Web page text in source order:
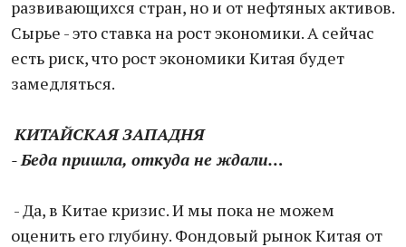
развивающихся стран, но и от нефтяных активов.
Сырье - это ставка на рост экономики. А сейчас
есть риск, что рост экономики Китая будет
замедляться.
КИТАЙСКАЯ ЗАПАДНЯ
- Беда пришла, откуда не ждали…
- Да, в Китае кризис. И мы пока не можем
оценить его глубину. Фондовый рынок Китая от